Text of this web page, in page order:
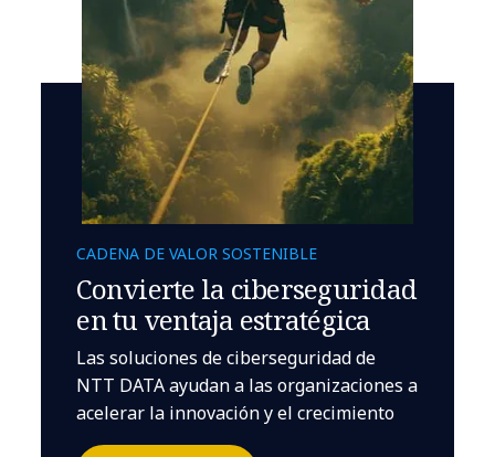
CADENA DE VALOR SOSTENIBLE
Convierte la ciberseguridad
en tu ventaja estratégica
Las soluciones de ciberseguridad de
NTT DATA ayudan a las organizaciones a
acelerar la innovación y el crecimiento